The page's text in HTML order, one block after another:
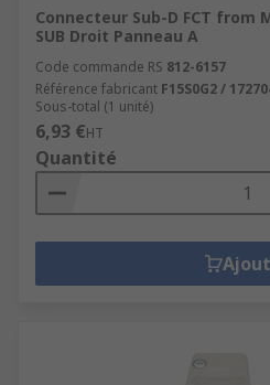
Connecteur Sub-D FCT from
SUB Droit Panneau A
Code commande RS 812-6157
Référence fabricant F15S0G2 /
Sous-total (1 unité)
6,93 €HT
Quantité